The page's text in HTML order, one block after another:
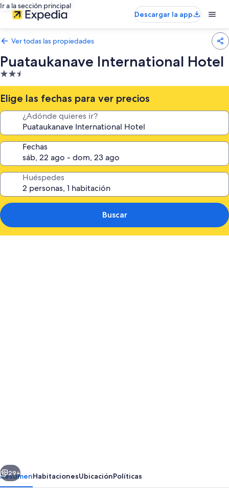
Ir a la sección principal
Descargar la app
Ver todas las propiedades
Puataukanave International Hotel
Propiedad
de
2.5
estrellas
Elige las fechas para ver precios
¿Adónde quieres ir?
Fechas
Huéspedes
Buscar
Siguiente
29+
ResumenHabitacionesUbicaciónPolíticas